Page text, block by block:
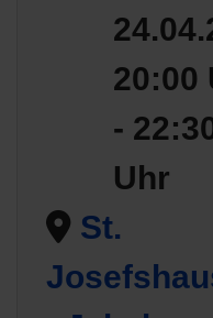
20:00
-
Uhr
St.